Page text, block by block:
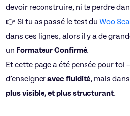
devoir reconstruire, ni te perdre
👉 Si tu as passé le test du Woo
dans ces lignes, alors il y a de
un Formateur Confirmé.
Et cette page a été pensée pour toi
d’enseigneravec fluidité, mais
plus visible, et plus structurant.